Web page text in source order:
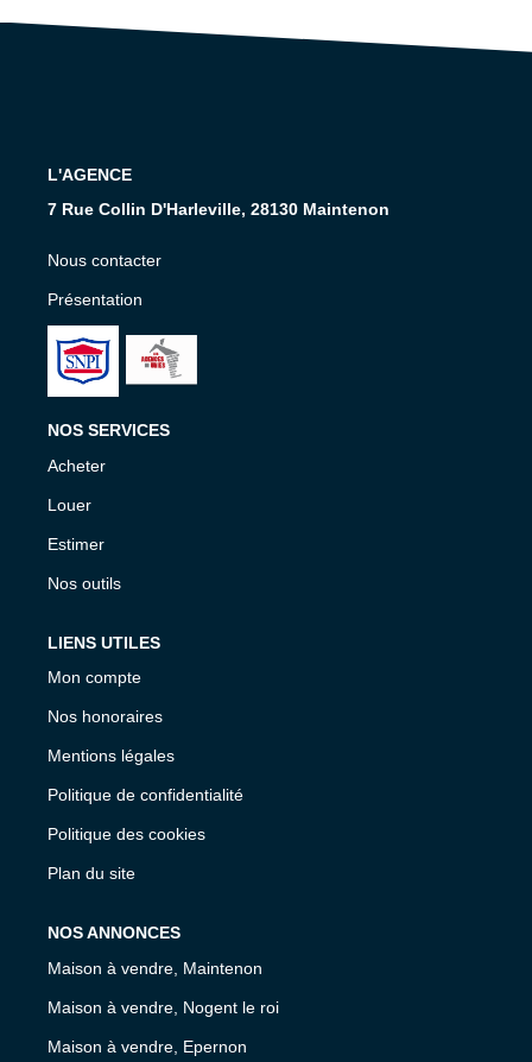
L'AGENCE
7 Rue Collin D'Harleville, 28130 Maintenon
Nous contacter
Présentation
NOS SERVICES
Acheter
Louer
Estimer
Nos outils
LIENS UTILES
Mon compte
Nos honoraires
Mentions légales
Politique de confidentialité
Politique des cookies
Plan du site
NOS ANNONCES
Maison à vendre, Maintenon
Maison à vendre, Nogent le roi
Maison à vendre, Epernon